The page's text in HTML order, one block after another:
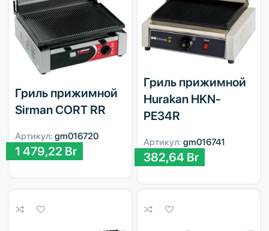
Гриль прижимной
Sirman CORT RR
Артикул: gm016720
1 479,22 Br
Гриль прижимной
Hurakan HKN-
PE34R
Артикул: gm016741
382,64 Br